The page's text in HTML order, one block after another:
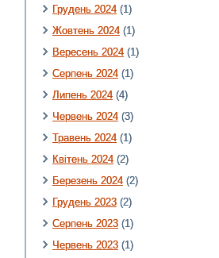
Грудень 2024 (1)
Жовтень 2024 (1)
Вересень 2024 (1)
Серпень 2024 (1)
Липень 2024 (4)
Червень 2024 (3)
Травень 2024 (1)
Квітень 2024 (2)
Березень 2024 (2)
Грудень 2023 (2)
Серпень 2023 (1)
Червень 2023 (1)